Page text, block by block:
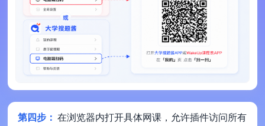
第四步： 在浏览器内打开具体网课，允许插件访问所有